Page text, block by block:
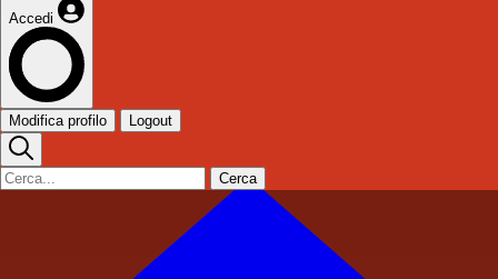
Accedi
Modifica profilo Logout
Cerca